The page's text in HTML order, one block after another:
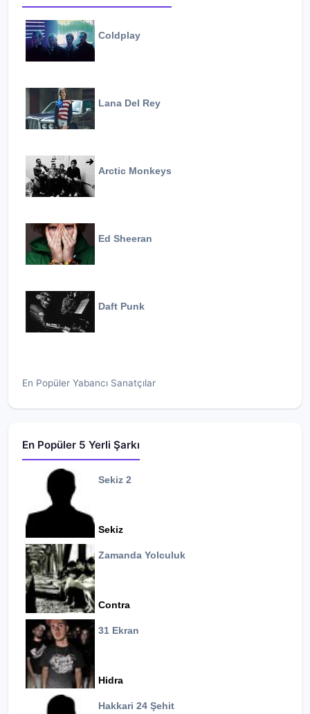
Coldplay
Lana Del Rey
Arctic Monkeys
Ed Sheeran
Daft Punk
En Popüler Yabancı Sanatçılar
En Popüler 5 Yerli Şarkı
Sekiz 2
Sekiz
Zamanda Yolculuk
Contra
31 Ekran
Hidra
Hakkari 24 Şehit